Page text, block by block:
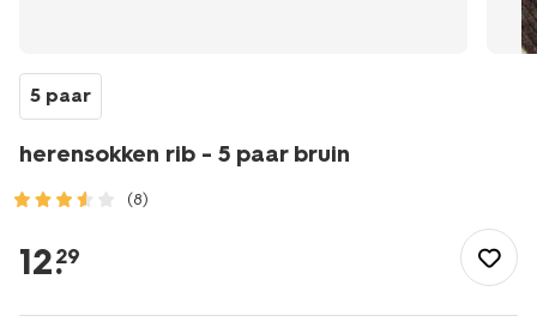
5 paar
herensokken rib - 5 paar bruin
(8)
rib-
-
paar-
12.
29